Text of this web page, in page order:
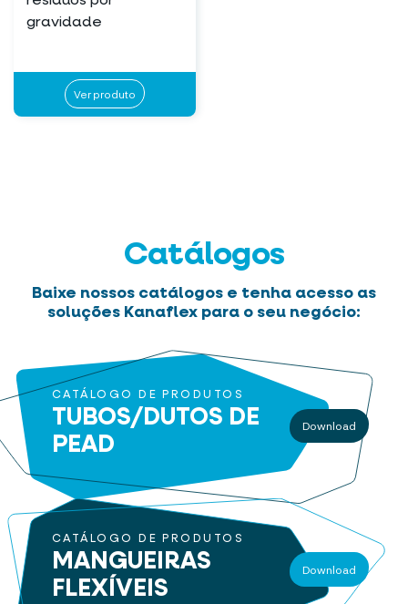
gravidade
Ver produto
Catálogos
Baixe nossos catálogos e tenha acesso as
soluções Kanaflex para o seu negócio:
CATÁLOGO DE PRODUTOS
TUBOS/DUTOS DE
PEAD
Download
CATÁLOGO DE PRODUTOS
MANGUEIRAS
FLEXÍVEIS
Download